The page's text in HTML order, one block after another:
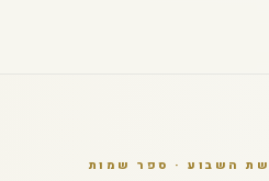
השבוע · ספר שמות